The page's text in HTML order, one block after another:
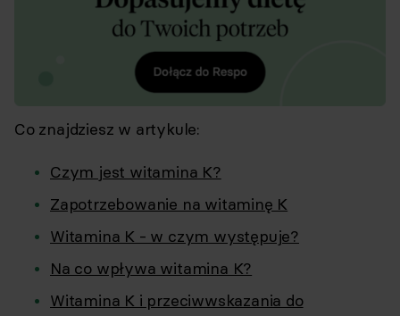
Co znajdziesz w artykule:
Czym jest witamina K?
Zapotrzebowanie na witaminę K
Witamina K - w czym występuje?
Na co wpływa witamina K?
Witamina K i przeciwwskazania do